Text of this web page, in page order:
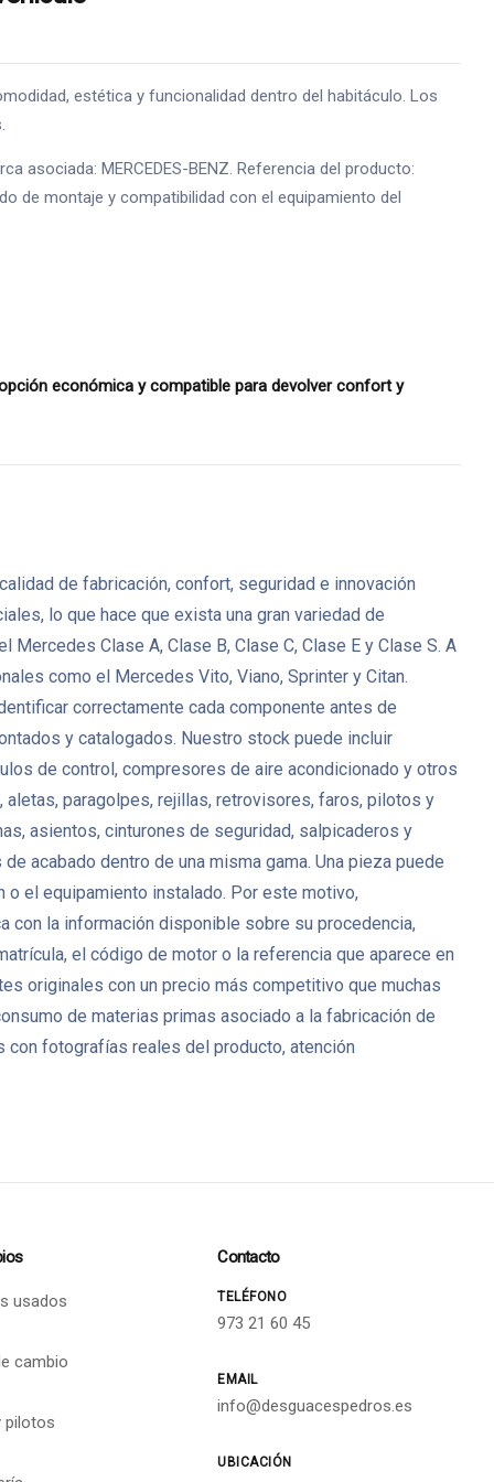
estética y funcionalidad dentro del habitáculo. Los
asociada: MERCEDES-BENZ. Referencia del producto:
de montaje y compatibilidad con el equipamiento del
opción económica y compatible para devolver confort y
de fabricación, confort, seguridad e innovación
lo que hace que exista una gran variedad de
Clase A, Clase B, Clase C, Clase E y Clase S. A
como el Mercedes Vito, Viano, Sprinter y Citan.
correctamente cada componente antes de
y catalogados. Nuestro stock puede incluir
de control, compresores de aire acondicionado y otros
paragolpes, rejillas, retrovisores, faros, pilotos y
asientos, cinturones de seguridad, salpicaderos y
acabado dentro de una misma gama. Una pieza puede
o el equipamiento instalado. Por este motivo,
con la información disponible sobre su procedencia,
el código de motor o la referencia que aparece en
originales con un precio más competitivo que muchas
de materias primas asociado a la fabricación de
con fotografías reales del producto, atención
usados
cambio
pilotos
Contacto
TELÉFONO
973 21 60 45
EMAIL
info@desguacespedros.es
UBICACIÓN